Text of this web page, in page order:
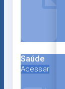
Saúde
Acessar